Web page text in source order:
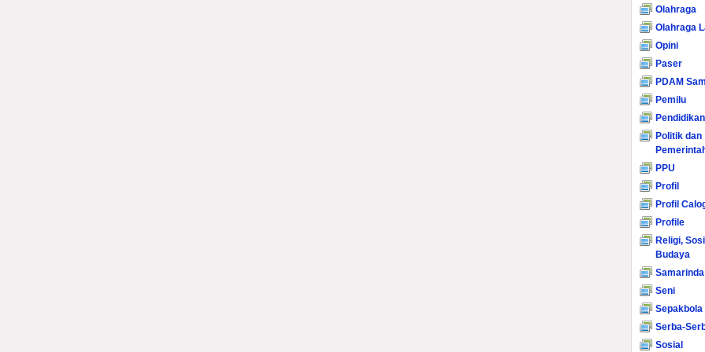
Olahraga
Olahraga
Opini
Paser
PDAM
Pemilu
Pendidikan
Politik dan
PPU
Profil
Profil
Profile
Religi,
Budaya
Samarinda
Seni
Sepakbola
Serba-
Sosial